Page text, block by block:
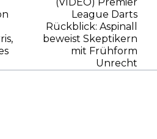
(VIDEO) Premier
League Darts
Rückblick: Aspinall
beweist Skeptikern
mit Frühform
Unrecht